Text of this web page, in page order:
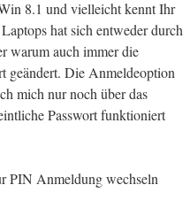
8.1 und vielleicht kennt Ihr
hat sich entweder durch
warum auch immer die
geändert. Die Anmeldeoption
mich nur noch über das
Passwort funktioniert
PIN Anmeldung wechseln